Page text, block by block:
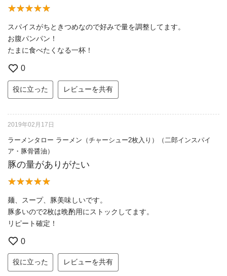
スパイスがちときつめなので好みで量を調整してます。
お腹パンパン！
たまに食べたくなる一杯！
0
役に立った レビューを共有
2019年02月17日
ラーメンタロー ラーメン（チャーシュー2枚入り）（二郎インスパイ
ア・豚骨醤油）
豚の量がありがたい
麺、スープ、豚美味しいです。
豚多いので2枚は晩酌用にストックしてます。
リピート確定！
0
役に立った レビューを共有